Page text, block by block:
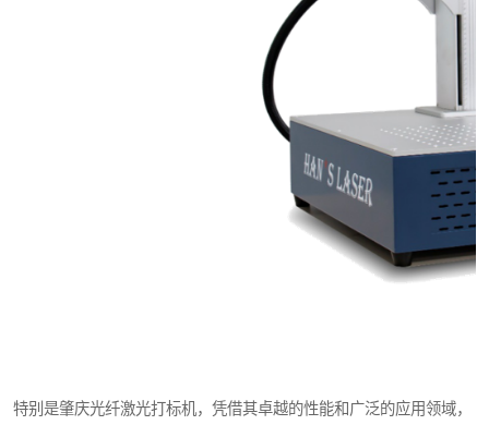
特别是肇庆光纤激光打标机，凭借其卓越的性能和广泛的应用领域，